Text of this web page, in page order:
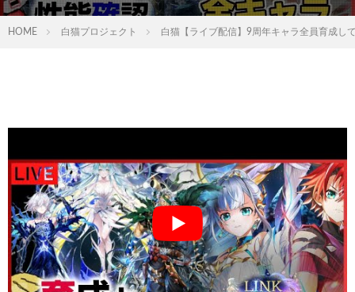
HOME 白猫プロジェクト 白猫【ライブ配信】9周年キャラ全員育成し